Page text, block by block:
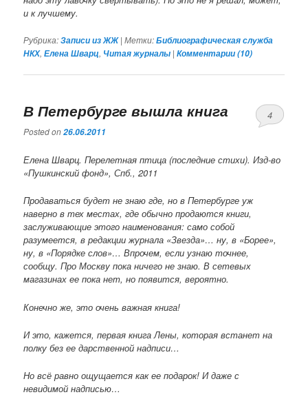
и к лучшему.
Рубрика:Записи из ЖЖ |Метки:Библиографическая служба
НКХ,Елена Шварц, Читая журналы |Комментарии (10)
В Петербурге вышла книга
Posted on26.06.2011
4
Елена Шварц. Перелетная птица (последние стихи). Изд-во
«Пушкинский фонд», Спб., 2011
Продаваться будет не знаю где, но в Петербурге уж
наверно в тех местах, где обычно продаются книги,
заслуживающие этого наименования: само собой
разумеется, в редакции журнала «Звезда»… ну, в «Борее»,
ну, в «Порядке слов»… Впрочем, если узнаю точнее,
сообщу. Про Москву пока ничего не знаю. В сетевых
магазинах ее пока нет, но появится, вероятно.
Конечно же, это очень важная книга!
И это, кажется, первая книга Лены, которая встанет на
полку без ее дарственной надписи…
Но всё равно ощущается как ее подарок! И даже с
невидимой надписью…